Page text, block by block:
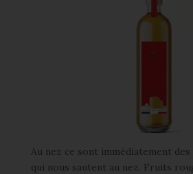
Au nez ce sont immédiatement
qui nous sautent au nez. Fruits